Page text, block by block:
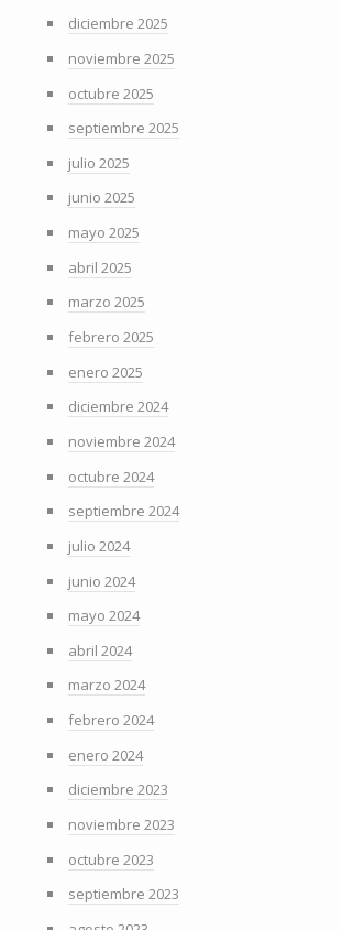
diciembre 2025
noviembre 2025
octubre 2025
septiembre 2025
julio 2025
junio 2025
mayo 2025
abril 2025
marzo 2025
febrero 2025
enero 2025
diciembre 2024
noviembre 2024
octubre 2024
septiembre 2024
julio 2024
junio 2024
mayo 2024
abril 2024
marzo 2024
febrero 2024
enero 2024
diciembre 2023
noviembre 2023
octubre 2023
septiembre 2023